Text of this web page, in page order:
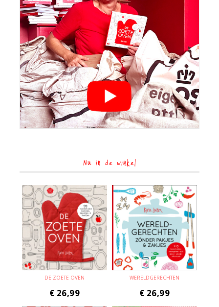
Nu in de winkel
DE ZOETE OVEN
€ 26,99
WERELDGERECHTEN
€ 26,99